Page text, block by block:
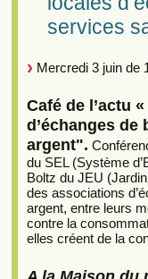
services
Mercredi 3 juin de
Café de l’actu
d’échanges de
argent".
du SEL (Système
Boltz du JEU
des associations
argent, entre leurs
contre la
elles créent de la